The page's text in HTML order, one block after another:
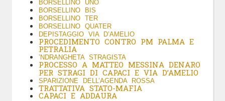
BORSELLINO UNO
BORSELLINO BIS
BORSELLINO TER
BORSELLINO QUATER
DEPISTAGGIO VIA D’AMELIO
PROCEDIMENTO CONTRO PM PALMA E
PETRALIA
’NDRANGHETA STRAGISTA
PROCESSO A MATTEO MESSINA DENARO
PER STRAGI DI CAPACI E VIA D’AMELIO
SPARIZIONE DELL’AGENDA ROSSA
TRATTATIVA STATO-MAFIA
CAPACI E ADDAURA